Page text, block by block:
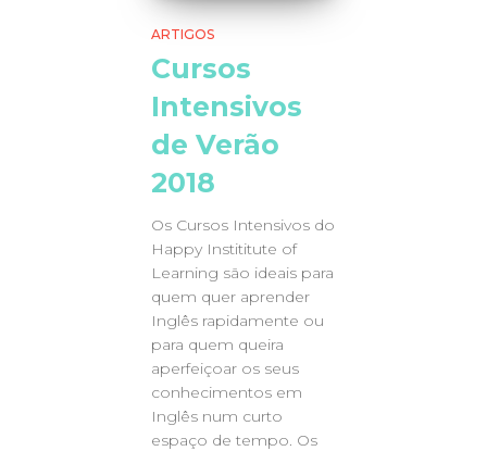
ARTIGOS
Cursos
Intensivos
de Verão
2018
Os Cursos Intensivos do
Happy Instititute of
Learning são ideais para
quem quer aprender
Inglês rapidamente ou
para quem queira
aperfeiçoar os seus
conhecimentos em
Inglês num curto
espaço de tempo. Os